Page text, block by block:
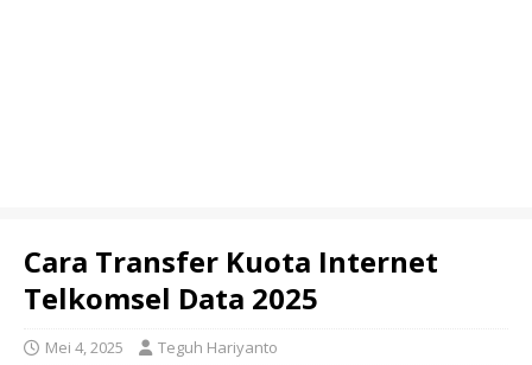
Cara Transfer Kuota Internet
Telkomsel Data 2025
Mei 4, 2025 Teguh Hariyanto